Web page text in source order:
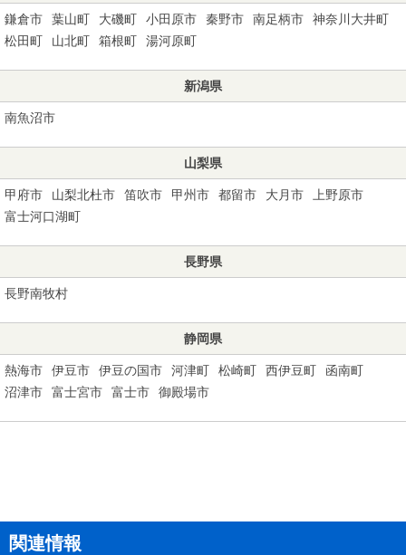
鎌倉市 葉山町 大磯町 小田原市 秦野市 南足柄市
神奈川大井町
松田町
山北町 箱根町 湯河原町
新潟県
南魚沼市
山梨県
甲府市 山梨北杜市 笛吹市 甲州市 都留市 大月市
上野原市
富士河口湖町
長野県
長野南牧村
静岡県
熱海市 伊豆市 伊豆の国市 河津町 松崎町 西伊豆町
函南町
沼津市
富士宮市 富士市 御殿場市
関連情報